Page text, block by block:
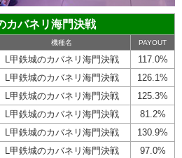
カバネリ海門決戦
機種名 PAYOUT
L甲鉄城のカバネリ海門決戦
117.0%
L甲鉄城のカバネリ海門決戦
126.1%
L甲鉄城のカバネリ海門決戦
125.3%
L甲鉄城のカバネリ海門決戦
81.2%
L甲鉄城のカバネリ海門決戦
130.9%
L甲鉄城のカバネリ海門決戦
97.0%